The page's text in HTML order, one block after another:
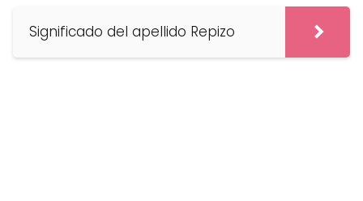
Significado del apellido Repizo